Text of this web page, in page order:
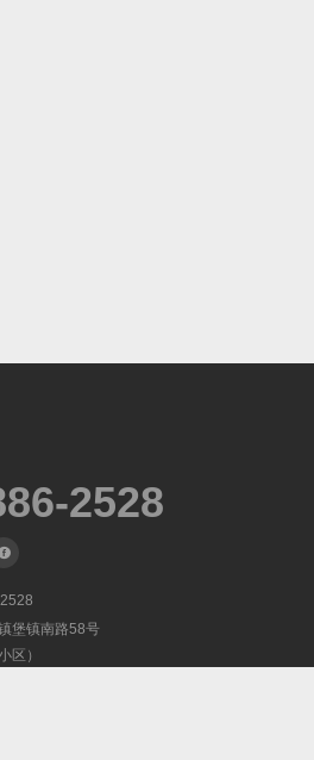
2528
堡镇南路58号
区）